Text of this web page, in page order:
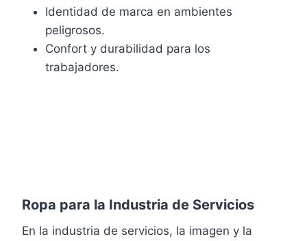
Identidad de marca en ambientes
peligrosos.
Confort y durabilidad para los
trabajadores.
Ropa para la Industria de Servicios
En la industria de servicios, la imagen y la